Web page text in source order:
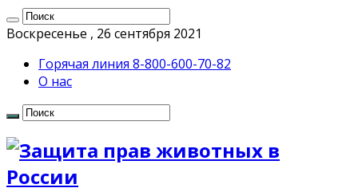
Воскресенье , 26 сентября 2021
Горячая линия 8-800-600-70-82
О нас